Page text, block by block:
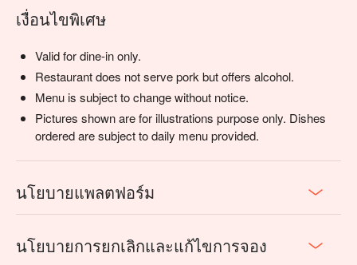
เงื่อนไขพิเศษ
Valid for dine-in only.
Restaurant does not serve pork but offers alcohol.
Menu is subject to change without notice.
Pictures shown are for illustrations purpose only. Dishes
ordered are subject to daily menu provided.
นโยบายแพลตฟอร์ม
นโยบายการยกเลิกและแก้ไขการจอง